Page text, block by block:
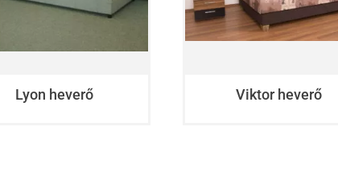
Lyon heverő Viktor heverő